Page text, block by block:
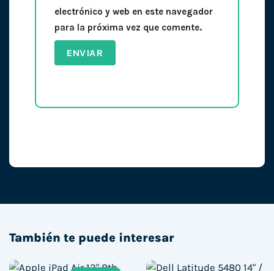
electrónico y web en este navegador
para la próxima vez que comente.
También te puede interesar